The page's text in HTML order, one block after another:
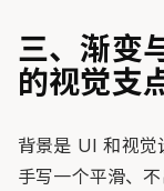
三、渐变
的视觉支
背景是 UI 和视觉
手写一个平滑、